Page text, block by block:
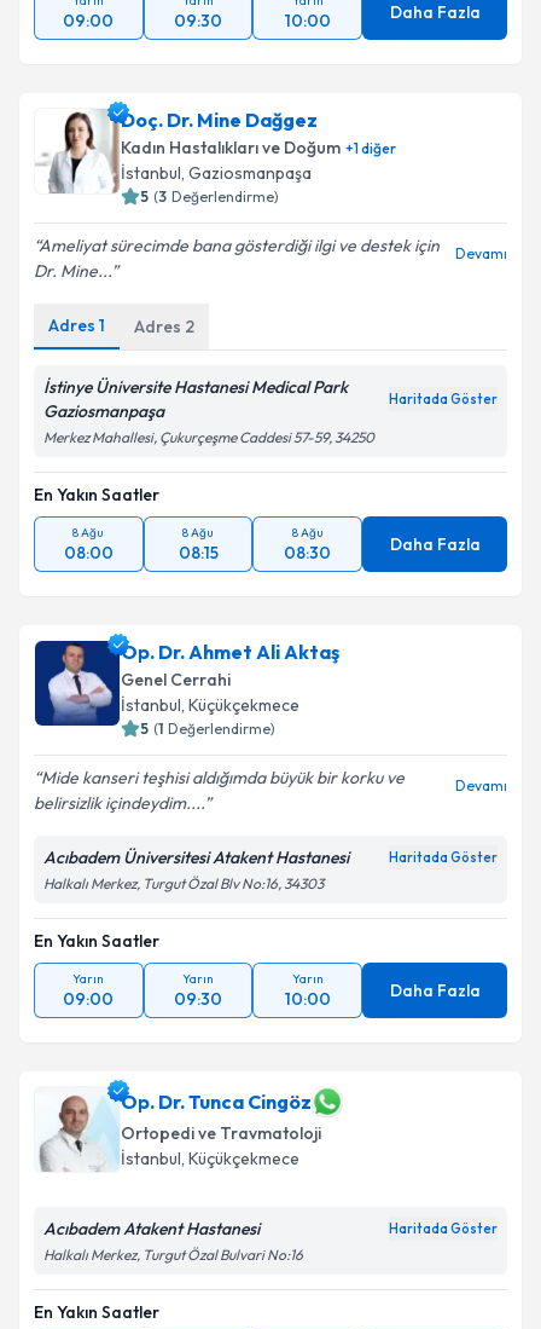
09:00 09:30 10:00 Daha Fazla
Doç. Dr. Mine Dağgez
Kadın Hastalıkları ve Doğum +1diğer
İstanbul, Gaziosmanpaşa
5 (3 Değerlendirme)
Ameliyat sürecimde bana gösterdiği ilgi ve destek için
Dr. Mine...
Devamı
Adres 1 Adres 2
İstinye Üniversite Hastanesi Medical Park
Gaziosmanpaşa
Haritada Göster
Merkez Mahallesi, Çukurçeşme Caddesi 57-59, 34250
En Yakın Saatler
8 Ağu
08:00
8 Ağu
08:15
8 Ağu
08:30 Daha Fazla
Op. Dr. Ahmet Ali Aktaş
Genel Cerrahi
İstanbul, Küçükçekmece
5 (1 Değerlendirme)
Mide kanseri teşhisi aldığımda büyük bir korku ve
belirsizlik içindeydim....
Devamı
Acıbadem Üniversitesi Atakent Hastanesi Haritada Göster
Halkalı Merkez, Turgut Özal Blv No:16, 34303
En Yakın Saatler
Yarın
09:00
Yarın
09:30
Yarın
10:00 Daha Fazla
Op. Dr. Tunca Cingöz
Ortopedi ve Travmatoloji
İstanbul, Küçükçekmece
Acıbadem Atakent Hastanesi Haritada Göster
Halkalı Merkez, Turgut Özal Bulvari No:16
En Yakın Saatler